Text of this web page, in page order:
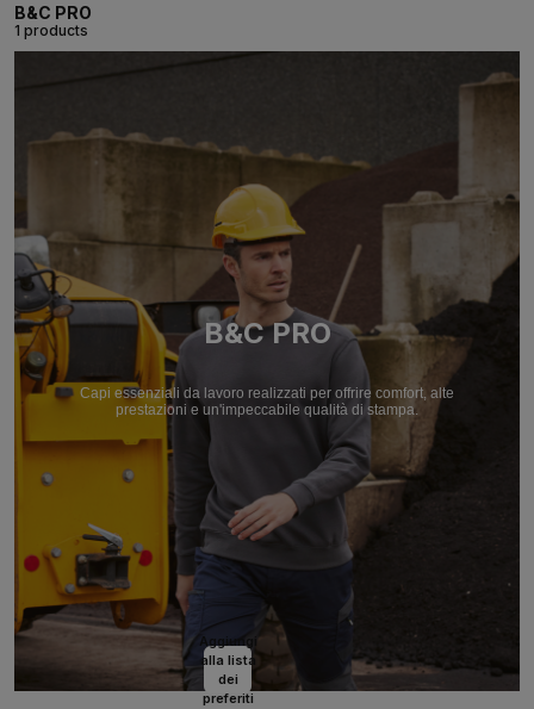
B&C PRO
1 products
B&C PRO
Capi essenziali da lavoro realizzati per offrire comfort, alte
prestazioni e un'impeccabile qualità di stampa.
Aggiungi
alla lista
dei
preferiti